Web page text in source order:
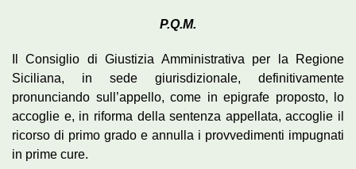
P.Q.M.
Il Consiglio di Giustizia Amministrativa per la Regione
Siciliana, in sede giurisdizionale, definitivamente
pronunciando sull’appello, come in epigrafe proposto, lo
accoglie e, in riforma della sentenza appellata, accoglie il
ricorso di primo grado e annulla i provvedimenti impugnati
in prime cure.